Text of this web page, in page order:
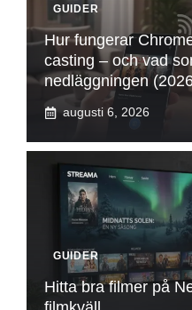
GUIDER
Hur fungerar
casting – och vad
nedläggningen
augusti 6, 2026
GUIDER
Hitta bra filmer på